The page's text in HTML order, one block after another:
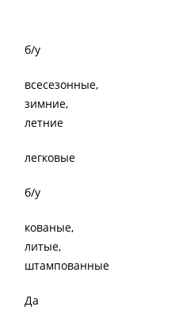
б/у
всесезонные
зимние
летние
легковые
б/у
кованые
литые
штампованные
Да